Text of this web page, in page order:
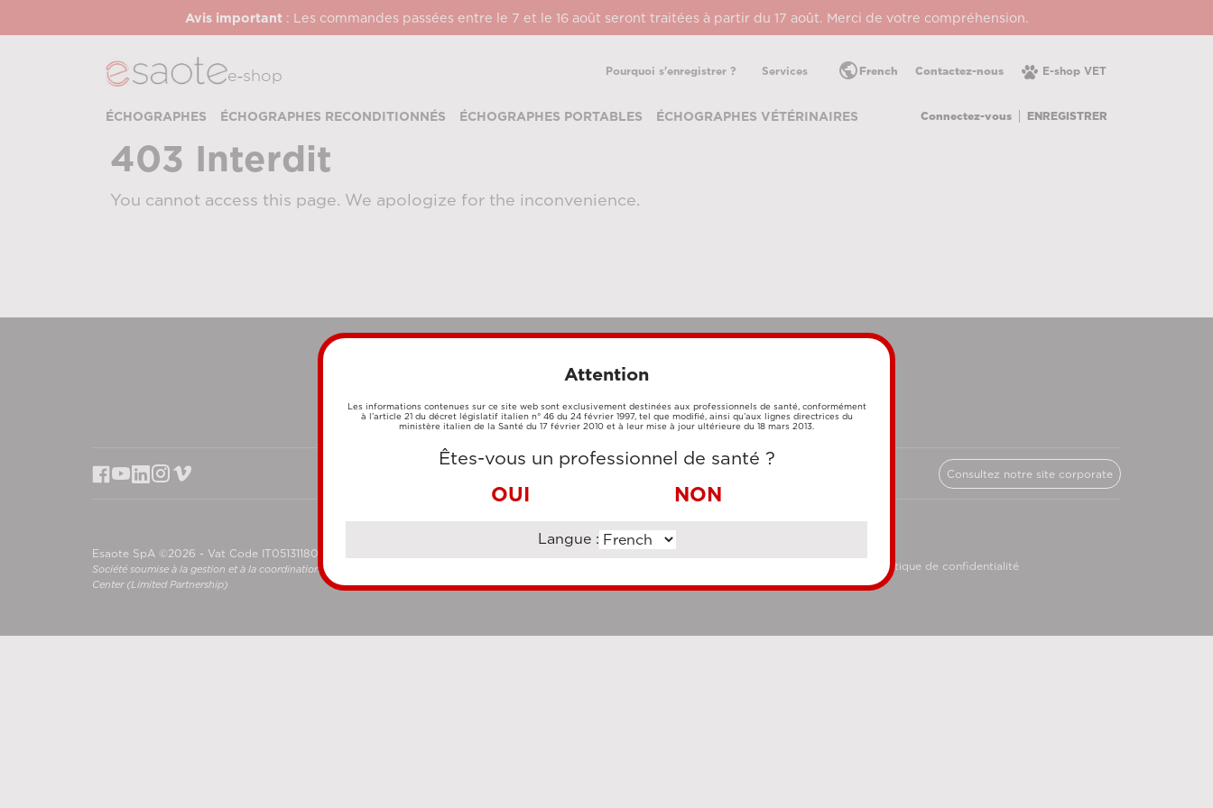
Avis important: Les commandes passées entre le 7 et le 16 août seront traitées à partir du 17 août. Merci de votre compréhension.
e‑shop Pourquoi s'enregistrer ? Services E-shop VET
Contactez-nous
public French
ÉCHOGRAPHES ÉCHOGRAPHES RECONDITIONNÉS ÉCHOGRAPHES PORTABLES ÉCHOGRAPHES VÉTÉRINAIRES Connectez-vous ENREGISTRER
403 Interdit
You cannot access this page. We apologize for the inconvenience.
CARTE DE
CRÉDIT
VIREMENT
BANCAIRE
Consultez notre site corporate
Esaote SpA ©2026 - Vat Code IT05131180969
Société soumise à la gestion et à la coordination de Shanghai Luzi Enterprise Management Consultancy
Center (Limited Partnership)
Politique de confidentialité
Attention
Les informations contenues sur ce site web sont exclusivement destinées aux professionnels de santé, conformément
à l’article 21 du décret législatif italien n° 46 du 24 février 1997, tel que modifié, ainsi qu’aux lignes directrices du
ministère italien de la Santé du 17 février 2010 et à leur mise à jour ultérieure du 18 mars 2013.
Êtes-vous un professionnel de santé ?
OUI NON
Langue :